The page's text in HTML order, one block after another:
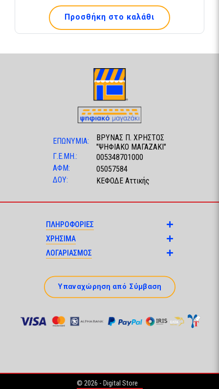
Προσθήκη στο καλάθι
ΕΠΩΝΥΜΙΑ:
ΒΡΥΝΑΣ Π. ΧΡΗΣΤΟΣ
"ΨΗΦΙΑΚΟ ΜΑΓΑΖΑΚΙ"
Γ.Ε.ΜΗ.:
005348701000
ΑΦΜ:
05057584
ΔΟΥ:
ΚΕΦΟΔΕ Αττικής
ΠΛΗΡΟΦΟΡΙΕΣ
ΧΡΗΣΙΜΑ
ΛΟΓΑΡΙΑΣΜΟΣ
Υπαναχώρηση από Σύμβαση
© 2026 - Digital Store